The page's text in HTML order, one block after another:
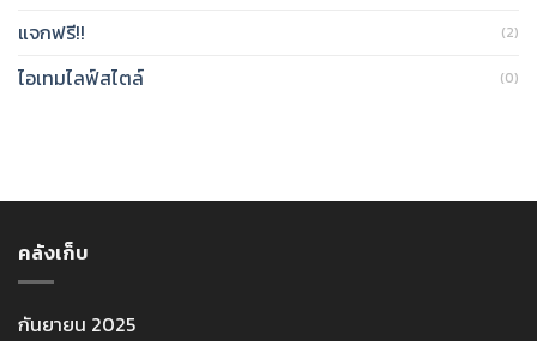
แจกฟรี!! (2)
ไอเทมไลฟ์สไตล์ (0)
คลังเก็บ
กันยายน 2025